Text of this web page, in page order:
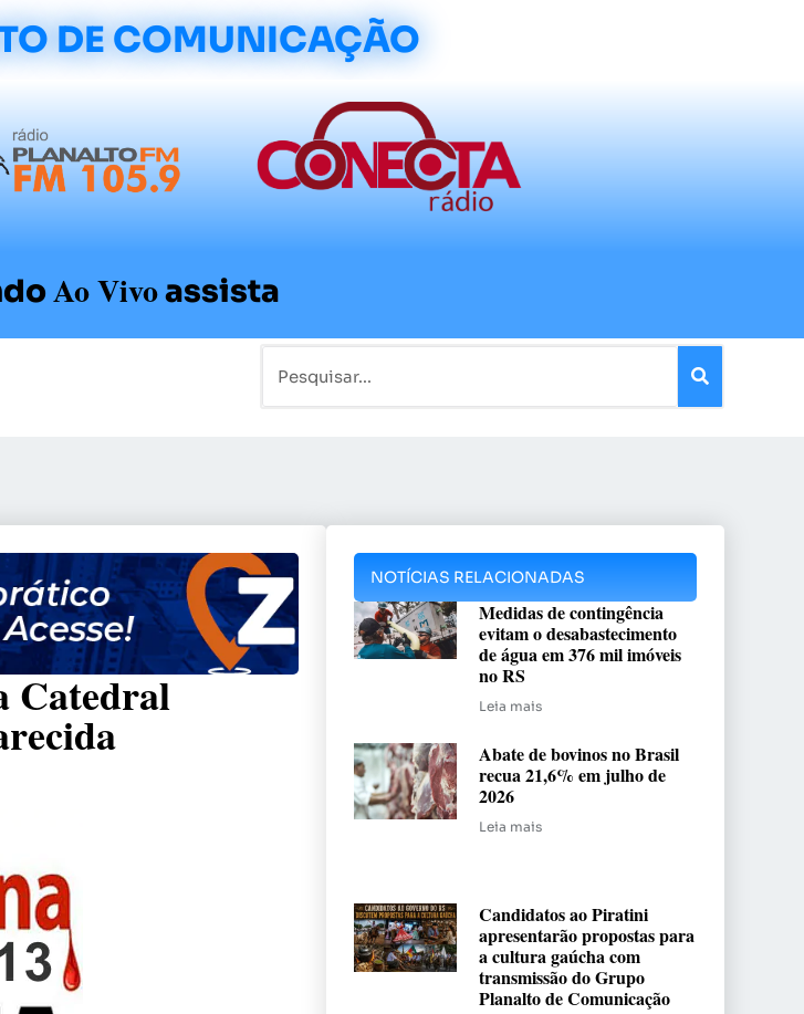
DE COMUNICAÇÃO
Ao Vivoassista
Catedral
NOTÍCIAS RELACIONADAS
Medidas de contingência
evitam o desabastecimento
de água em 376 mil imóveis
no RS
Leia mais
Abate de bovinos no Brasil
recua 21,6% em julho de
2026
Leia mais
Candidatos ao Piratini
apresentarão propostas para
a cultura gaúcha com
transmissão do Grupo
Planalto de Comunicação